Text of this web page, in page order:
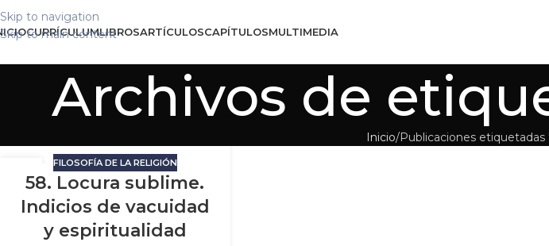
Skip to navigation
Skip to main content
CURRÍCULUMLIBROSARTÍCULOSCAPÍTULOSMULTIMEDIA
Archivos de
Inicio Publicaciones etiquetadas
11
FEB
FILOSOFÍA DE LA RELIGIÓN
58. Locura sublime.
Indicios de vacuidad
y espiritualidad